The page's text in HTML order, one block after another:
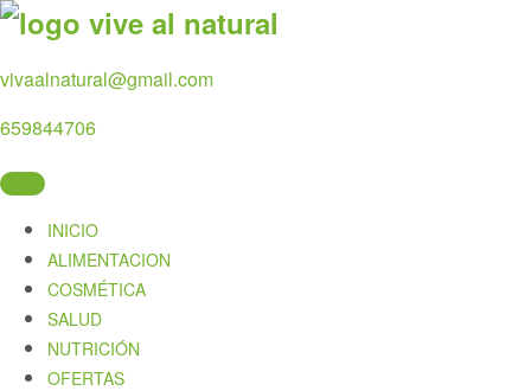
Skip
content
vivaalnatural@gmail.com
659844706
INICIO
ALIMENTACION
COSMÉTICA
SALUD
NUTRICIÓN
OFERTAS